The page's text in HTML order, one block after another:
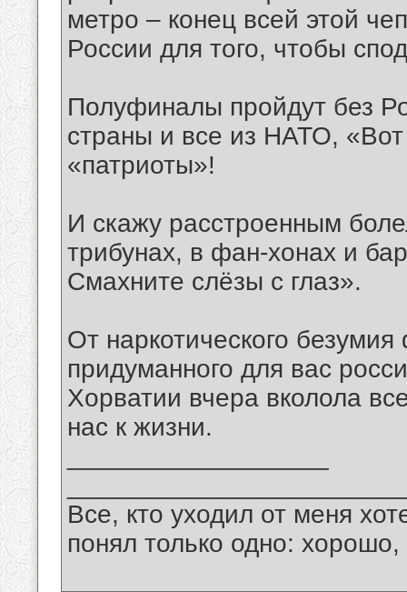
метро – конец всей этой
России для того, чтобы
Полуфиналы пройдут без
страны и все из НАТО,
«патриоты»!
И скажу расстроенным
трибунах, в фан-хонах и
Смахните слёзы с глаз».
От наркотического
придуманного для вас
Хорватии вчера вколола
нас к жизни.
Все, кто уходил от меня
понял только одно: